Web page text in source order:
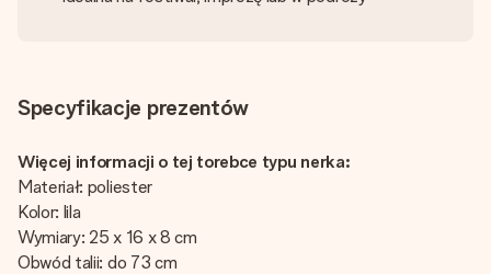
Specyfikacje prezentów
Więcej informacji o tej torebce typu nerka:
Materiał: poliester
Kolor: lila
Wymiary: 25 x 16 x 8 cm
Obwód talii: do 73 cm